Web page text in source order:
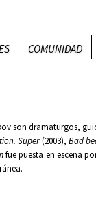
COMUNIDAD
son dramaturgos,
Super(2003),Bad
fue puesta en escena